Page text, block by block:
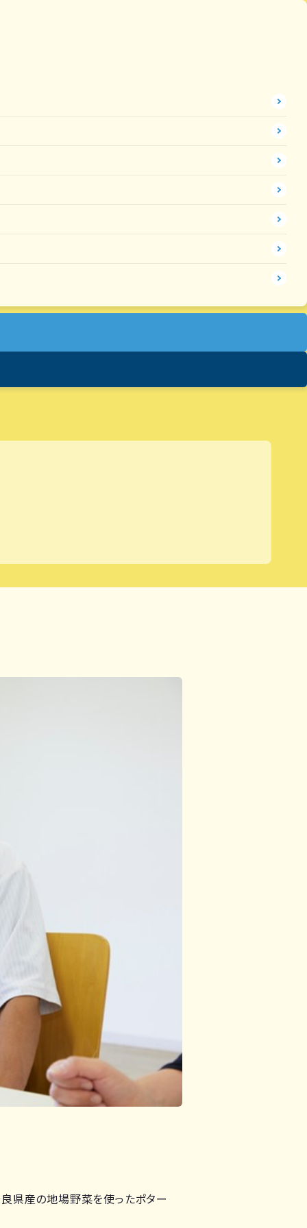
県産の地場野菜を使ったポター